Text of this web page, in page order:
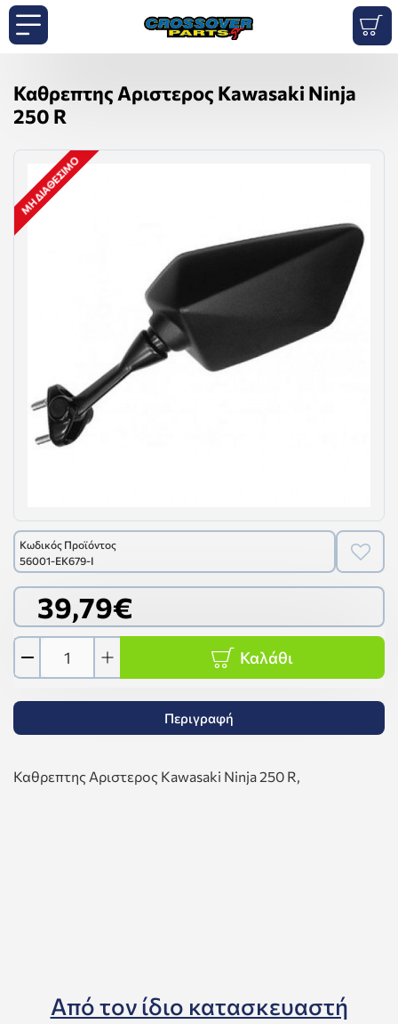
Καθρεπτης Αριστερος Kawasaki Ninja
250 R
ΜΗ ΔΙΑΘΈΣΙΜΟ
Κωδικός Προϊόντος
56001-EK679-I
39,79€
Καλάθι
Περιγραφή
Καθρεπτης Αριστερος Kawasaki Ninja 250 R,
Από τον ίδιο κατασκευαστή